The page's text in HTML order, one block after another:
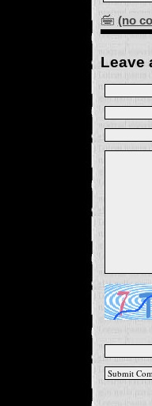
(no
Leave